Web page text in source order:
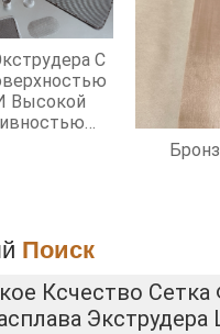
С
Высокой
Поиск
Ксчество Сетка
Экструдера